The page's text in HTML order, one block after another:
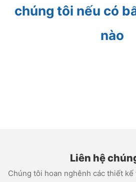
chúng tôi nếu có
nào
Liên hệ
Chúng tôi hoan nghênh các thiết